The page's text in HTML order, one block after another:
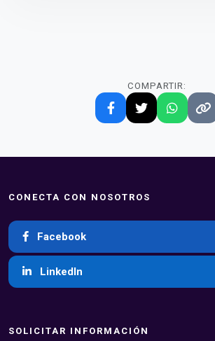
COMPARTIR:
CONECTA CON NOSOTROS
Facebook
LinkedIn
SOLICITAR INFORMACIÓN